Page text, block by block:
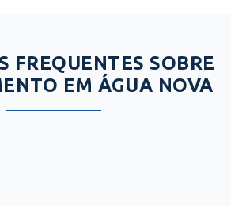
FREQUENTES SOBRE
EM ÁGUA NOVA